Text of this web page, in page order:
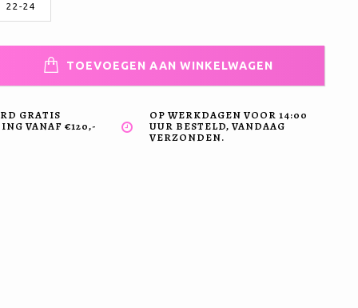
22-24
TOEVOEGEN AAN WINKELWAGEN
GRATIS
VANAF €120,-
OP WERKDAGEN VOOR 14:00
UUR BESTELD, VANDAAG
VERZONDEN.